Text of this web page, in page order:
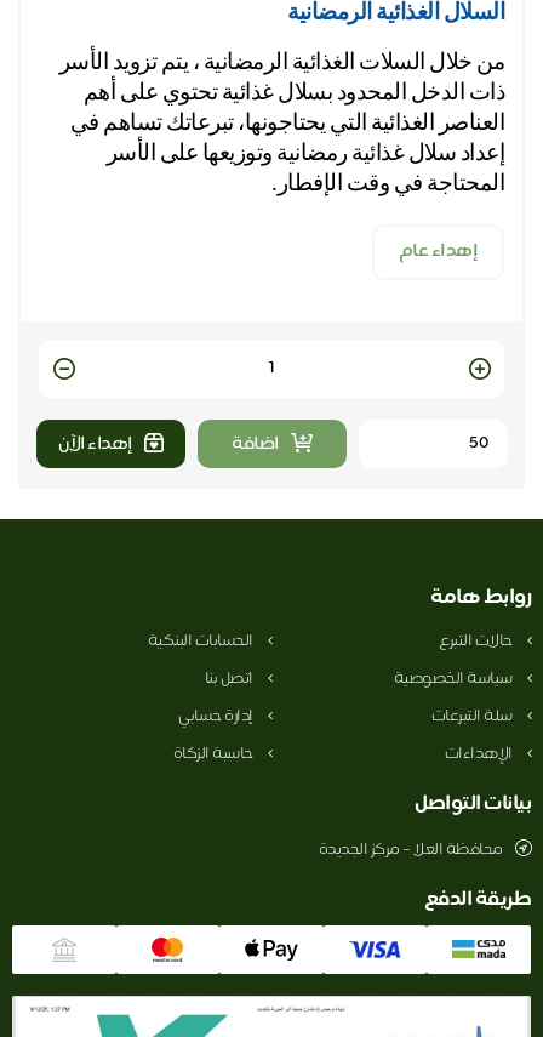
السلال الغذائية الرمضانية
المحتاجة في وقت الإفطار.
إهداء عام
Quantity
اضافة إهداء الآن
روابط هامة
حالات التبرع
الحسابات البنكية
سياسة الخصوصية
اتصل بنا
سلة التبرعات
إدارة حسابي
الإهداءات
حاسبة الزكاة
بيانات التواصل
محافظة العلا – مركز الجديدة
طريقة الدفع